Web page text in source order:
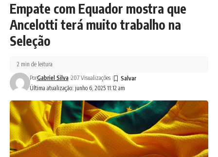
Empate com Equador mostra que
Ancelotti terá muito trabalho na
Seleção
Última atualização: junho 6, 2025 11:12 am
PorGabriel Silva 207 Visualizações
2 min de leitura